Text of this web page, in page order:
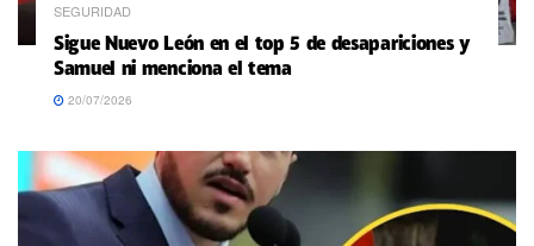
SEGURIDAD
Sigue Nuevo León en el top 5 de desapariciones y
Samuel ni menciona el tema
20/07/2026